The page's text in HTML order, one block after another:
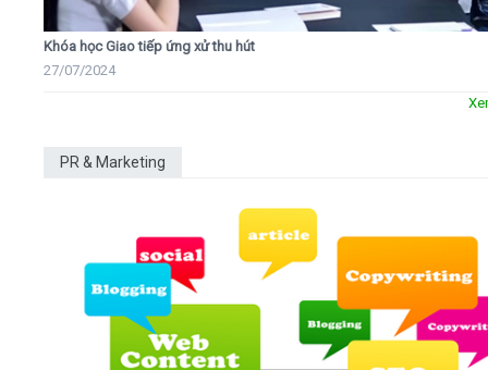
Khóa học Giao tiếp ứng xử thu hút
27/07/2024
PR & Marketing